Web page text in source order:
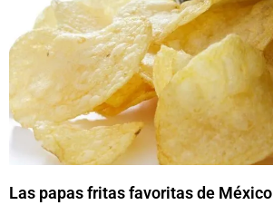
Las papas fritas favoritas de México